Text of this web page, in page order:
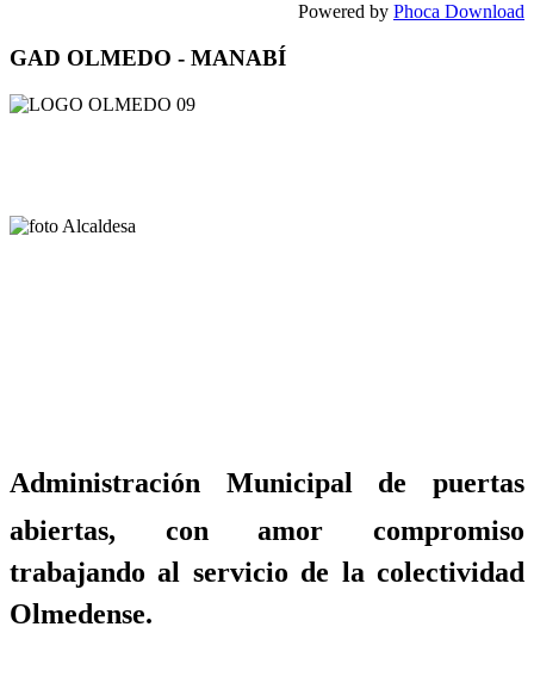
Powered by Phoca Download
GAD OLMEDO - MANABÍ
Administración Municipal de puertas
abiertas, con amor compromiso
trabajando al servicio de la colectividad
Olmedense.